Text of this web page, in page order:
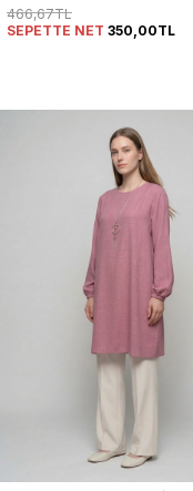
466,67TL
SEPETTE NET 350,00TL